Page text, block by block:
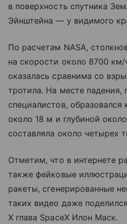
в поверхность спутника
Эйнштейна — у видимого
По расчетам NASA,
на скорости около 8700
оказалась сравнима со
тротила. На месте падения,
специалистов,
около 18 м и глубиной
составляла около четырех
Отметим, что в интернете
также фейковые
ракеты, сгенерированные
таких видео даже
X глава SpaceX Илон Маск.